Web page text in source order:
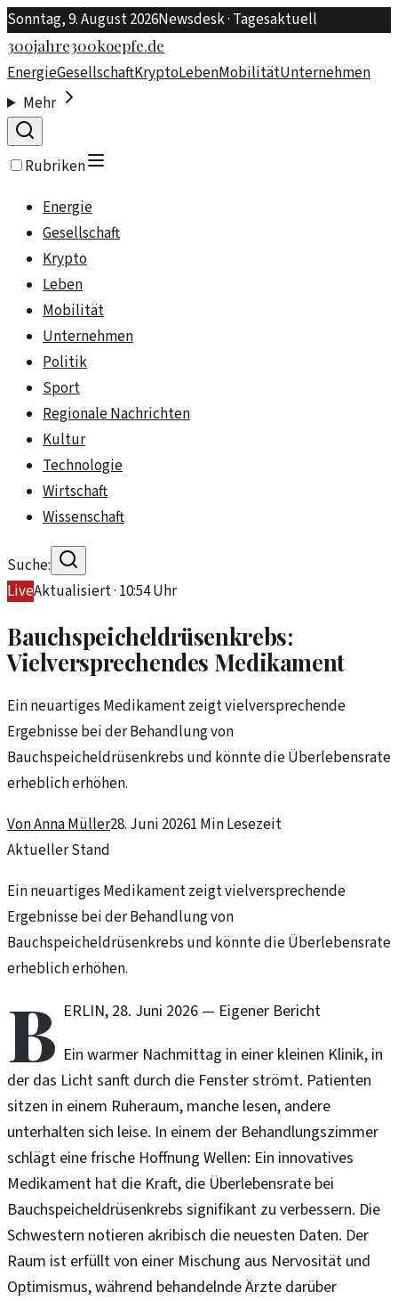
Sonntag, 9. August 2026Newsdesk · Tagesaktuell
300jahre300koepfe.de
EnergieGesellschaftKryptoLebenMobilitätUnternehmen
Mehr
Rubriken
Energie
Gesellschaft
Krypto
Leben
Mobilität
Unternehmen
Politik
Sport
Regionale Nachrichten
Kultur
Technologie
Wirtschaft
Wissenschaft
Suche:
LiveAktualisiert · 10:54Uhr
Bauchspeicheldrüsenkrebs:
Vielversprechendes Medikament
Ein neuartiges Medikament zeigt vielversprechende
Ergebnisse bei der Behandlung von
Bauchspeicheldrüsenkrebs und könnte die Überlebensrate
erheblich erhöhen.
VonAnna Müller28. Juni 20261 Min Lesezeit
Aktueller Stand
Ein neuartiges Medikament zeigt vielversprechende
Ergebnisse bei der Behandlung von
Bauchspeicheldrüsenkrebs und könnte die Überlebensrate
erheblich erhöhen.
B ERLIN, 28. Juni 2026— Eigener Bericht
Ein warmer Nachmittag in einer kleinen Klinik, in
der das Licht sanft durch die Fenster strömt. Patienten
sitzen in einem Ruheraum, manche lesen, andere
unterhalten sich leise. In einem der Behandlungszimmer
schlägt eine frische Hoffnung Wellen: Ein innovatives
Medikament hat die Kraft, die Überlebensrate bei
Bauchspeicheldrüsenkrebs signifikant zu verbessern. Die
Schwestern notieren akribisch die neuesten Daten. Der
Raum ist erfüllt von einer Mischung aus Nervosität und
Optimismus, während behandelnde Ärzte darüber